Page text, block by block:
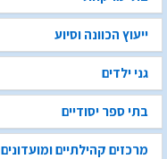
ייעוץ הכוונה וסיוע
גני ילדים
בתי ספר יסודיים
מרכזים קהילתיים ומועדונים